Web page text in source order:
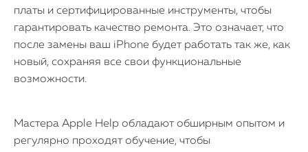
Статьи
платы и сертифицированные инструменты, чтобы
гарантировать качество ремонта. Это означает, что
после замены ваш iPhone будет работать так же, как
новый, сохраняя все свои функциональные
возможности.
Мастера Apple Help обладают обширным опытом и
регулярно проходят обучение, чтобы